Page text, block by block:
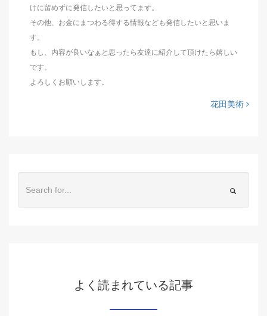
けに留めずに発信したいと思ってます。
その他、お金にまつわる得する情報なども発信したいと思いま
す。
もし、内容が良いなぁと思ったら友達に紹介して頂けたら嬉しい
です。
よろしくお願いします。
花田美術
よく読まれている記事